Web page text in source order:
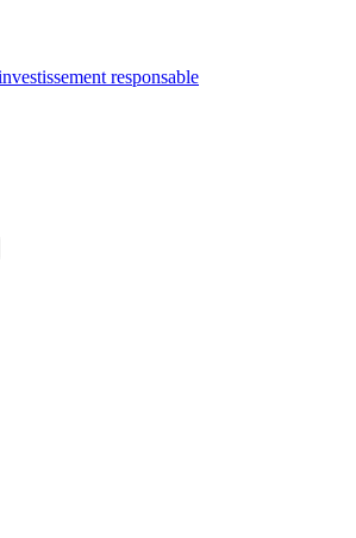
responsable